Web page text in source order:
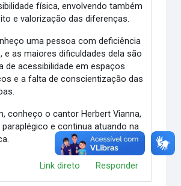
física, envolvendo também
e valorização das diferenças.
uma pessoa com deficiência
e as maiores dificuldades dela são
de acessibilidade em espaços
e a falta de conscientização das
conheço o cantor Herbert Vianna,
paraplégico e continua atuando na
Link direto Responder